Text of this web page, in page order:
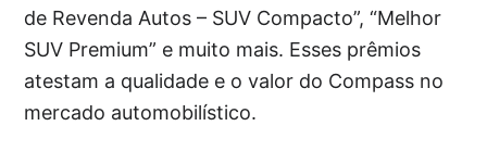
de Revenda Autos – SUV Compacto”, “Melhor
SUV Premium” e muito mais. Esses prêmios
atestam a qualidade e o valor do Compass no
mercado automobilístico.